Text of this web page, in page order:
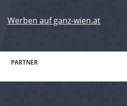
Werben auf ganz-wien.at
PARTNER